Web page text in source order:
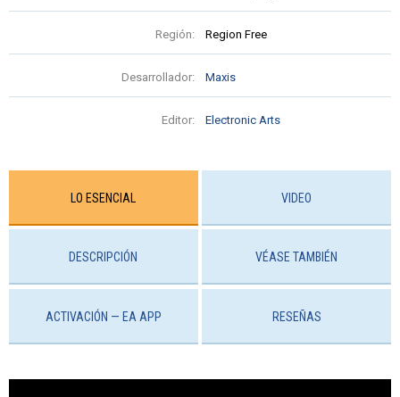
Región: Region Free
Desarrollador: Maxis
Editor: Electronic Arts
LO ESENCIAL VIDEO
DESCRIPCIÓN VÉASE TAMBIÉN
ACTIVACIÓN — EA APP RESEÑAS